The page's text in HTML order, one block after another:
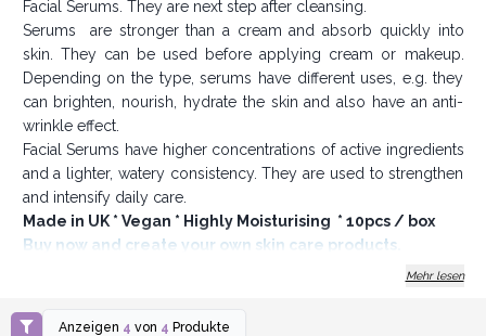
Facial Serums. They are next step after cleansing.
Serums are stronger than a cream and absorb quickly into
skin. They can be used before applying cream or makeup.
Depending on the type, serums have different uses, e.g. they
can brighten, nourish, hydrate the skin and also have an anti-
wrinkle effect.
Facial Serums have higher concentrations of active ingredients
and a lighter, watery consistency. They are used to strengthen
and intensify daily care.
Made in UK * Vegan * Highly Moisturising * 10pcs / box
Buy now and create your own skin care products.
Mehr lesen
Anzeigen 4 von 4 Produkte